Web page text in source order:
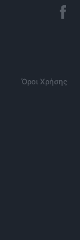
Όροι Χρήσης